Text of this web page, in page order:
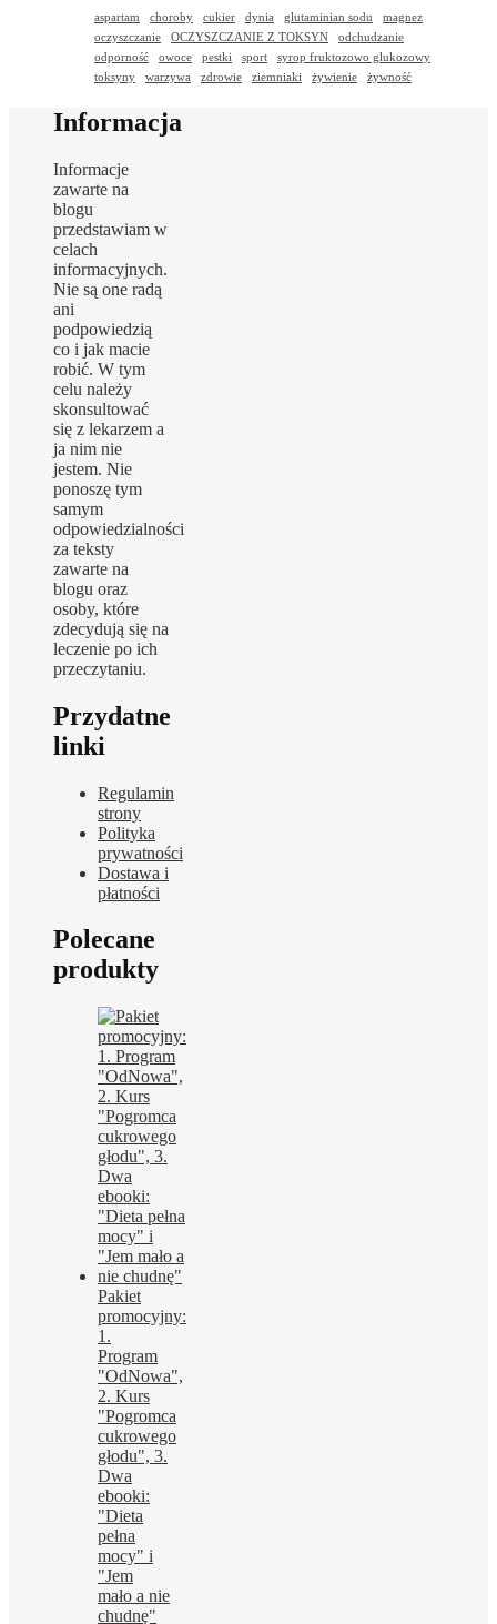
aspartam choroby cukier dynia glutaminian sodu
magnez
oczyszczanie
OCZYSZCZANIE Z TOKSYN
odchudzanie
odporność
owoce pestki sport
syrop fruktozowo glukozowy
toksyny
warzywa zdrowie ziemniaki żywienie żywność
Informacja
Informacje
zawarte na
blogu
przedstawiam w
celach
informacyjnych.
Nie są one radą
ani
podpowiedzią
co i jak macie
robić. W tym
celu należy
skonsultować
się z lekarzem a
ja nim nie
jestem. Nie
ponoszę tym
samym
odpowiedzialności
za teksty
zawarte na
blogu oraz
osoby, które
zdecydują się na
leczenie po ich
przeczytaniu.
Przydatne
linki
Regulamin
strony
Polityka
prywatności
Dostawa i
płatności
Polecane
produkty
Pakiet
promocyjny:
1.
Program
"OdNowa",
2. Kurs
"Pogromca
cukrowego
głodu", 3.
Dwa
ebooki:
"Dieta
pełna
mocy" i
"Jem
mało a nie
chudnę"